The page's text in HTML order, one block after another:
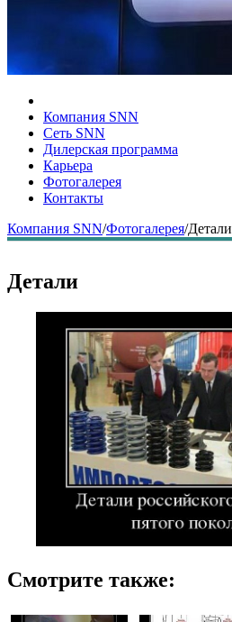
Компания SNN
Сеть SNN
Дилерская программа
Карьера
Фотогалерея
Контакты
Компания SNN/Фотогалерея/Детали
Детали
Смотрите также: